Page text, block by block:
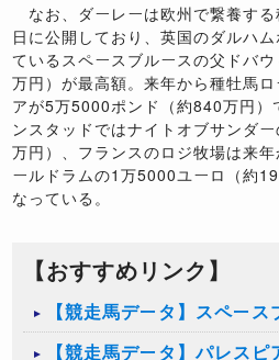
なお、ダーレーは欧州で繋養す
日に公開しており、英国のダルハ
ているスペースブルースの父ドバ
万円）が最高額。来年から種牡馬
アが5万5000ポンド（約840万円）
ンスタッドではナイトオブサンダ
万円）、フランスのロジ牧場は来
ールドラムの1万5000ユーロ（約
なっている。
【おすすめリンク】
【競走馬データ】スペース
【競走馬データ】パレスピ